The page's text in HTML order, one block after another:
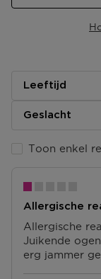
Leeftijd
Geslacht
Toon enkel
Allergische
Allergische
Juikende
erg jammer